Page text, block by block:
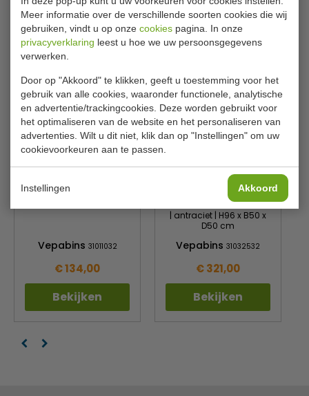
Meer informatie over de verschillende soorten cookies die wij
gebruiken, vindt u op onze cookies pagina. In onze
privacyverklaring leest u hoe we uw persoonsgegevens
verwerken.
Door op "Akkoord" te klikken, geeft u toestemming voor het
gebruik van alle cookies, waaronder functionele, analytische
en advertentie/trackingcookies. Deze worden gebruikt voor
het optimaliseren van de website en het personaliseren van
advertenties. Wilt u dit niet, klik dan op "Instellingen" om uw
cookievoorkeuren aan te passen.
Instellingen Akkoord
Is dit iets voor jou?
Staande zandasbak |
blauw | H72 x Ø 41 cm
Vepabins 31011032
€ 134,00
Bekijken
Staande asbak |
papierbak | met
afneembare dak
| antraciet | H96 x B50 x
D50 cm
Vepabins 31032532
€ 321,00
Bekijken